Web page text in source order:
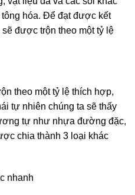
hóa. Để đạt được kết
được trộn theo một tỷ lệ
theo một tỷ lệ thích hợp,
tự nhiên chúng ta sẽ thấy
tự như nhựa đường đặc,
chia thành 3 loại khác
nhanh